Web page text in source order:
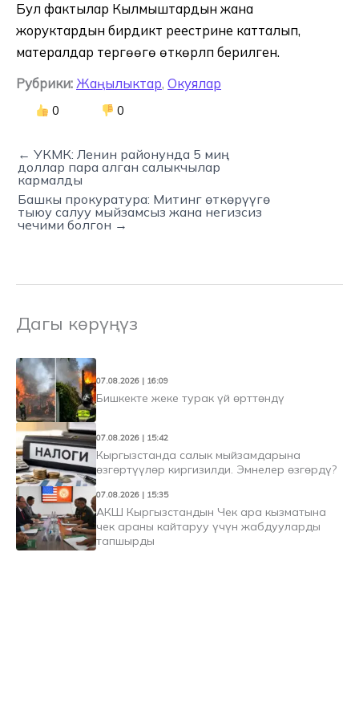
Бул фактылар Кылмыштардын жана
жоруктардын бирдиктүү реестрине катталып,
матералдар тергөөгө өткөрүлүп берилген.
Рубрики: Жаңылыктар, Окуялар
0 0
← УКМК: Ленин районунда 5 миң
доллар пара алган салыкчылар
кармалды
Башкы прокуратура: Митинг өткөрүүгө
тыюу салуу мыйзамсыз жана негизсиз
чечими болгон →
Дагы көрүңүз
07.08.2026 | 16:09
Бишкекте жеке турак үй өрттөндү
07.08.2026 | 15:42
Кыргызстанда салык мыйзамдарына
өзгөртүүлөр киргизилди. Эмнелер өзгөрдү?
07.08.2026 | 15:35
АКШ Кыргызстандын Чек ара кызматына
чек араны кайтаруу үчүн жабдууларды
тапшырды